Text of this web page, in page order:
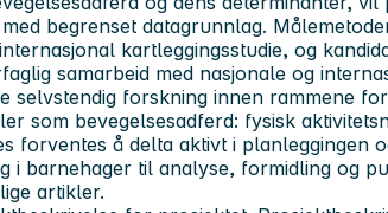
begrenset datagrunnlag.
kartleggingsstudie, og
samarbeid med nasjonale og
selvstendig forskning innen rammene
som bevegelsesadferd: fysisk
forventes å delta aktivt i planleggingen
i barnehager til analyse, formidling og
artikler.